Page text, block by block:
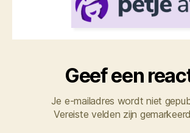
Geef een
Je e-mailadres wordt niet
Vereiste velden zijn